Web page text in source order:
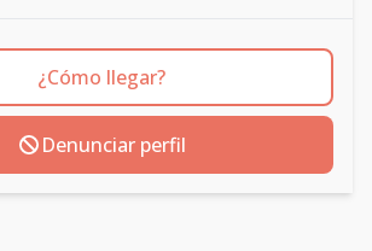
¿Cómo llegar?
Denunciar perfil